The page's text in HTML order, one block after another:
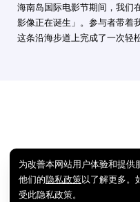
海南岛国际电影节期间，我们
影像正在诞生」。参与者带着
这条沿海步道上完成了一次轻
为改善本网站用户体验和提供
他们的隐私政策以了解更多。
受此隐私政策。